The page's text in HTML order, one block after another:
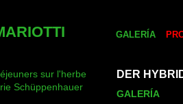
GALERÍA
sur l'herbe
Schüppenhauer
DER
GALERÍA